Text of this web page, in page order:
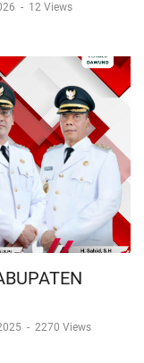
- 12 Views
- 2270 Views